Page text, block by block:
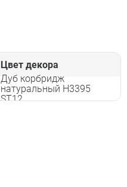
Цвет декора
Дуб корбридж
натуральный H3395
ST12